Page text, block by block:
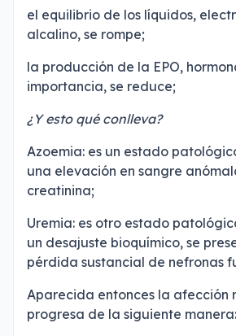
el equilibrio de los líquidos,
alcalino, se rompe;
la producción de la EPO,
importancia, se reduce;
¿Y esto qué conlleva?
Azoemia: es un estado
una elevación en sangre
creatinina;
Uremia: es otro estado
un desajuste bioquímico, se
pérdida sustancial de nefronas
Aparecida entonces la afección
progresa de la siguiente manera: